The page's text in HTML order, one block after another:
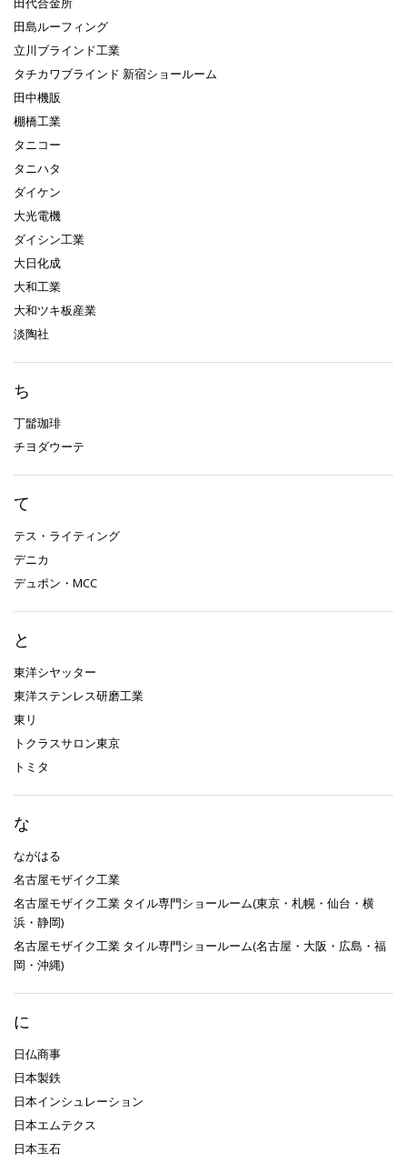
田島ルーフィング
立川ブラインド工業
タチカワブラインド 新宿ショールーム
田中機販
棚橋工業
タニコー
タニハタ
ダイケン
大光電機
ダイシン工業
大日化成
大和工業
大和ツキ板産業
淡陶社
ち
丁髷珈琲
チヨダウーテ
て
テス・ライティング
デニカ
デュポン・MCC
と
東洋シヤッター
東洋ステンレス研磨工業
東リ
トクラスサロン東京
トミタ
な
ながはる
名古屋モザイク工業
名古屋モザイク工業 タイル専門ショールーム(東京・札幌・仙台・横
浜・静岡)
名古屋モザイク工業 タイル専門ショールーム(名古屋・大阪・広島・福
岡・沖縄)
に
日仏商事
日本製鉄
日本インシュレーション
日本エムテクス
日本玉石